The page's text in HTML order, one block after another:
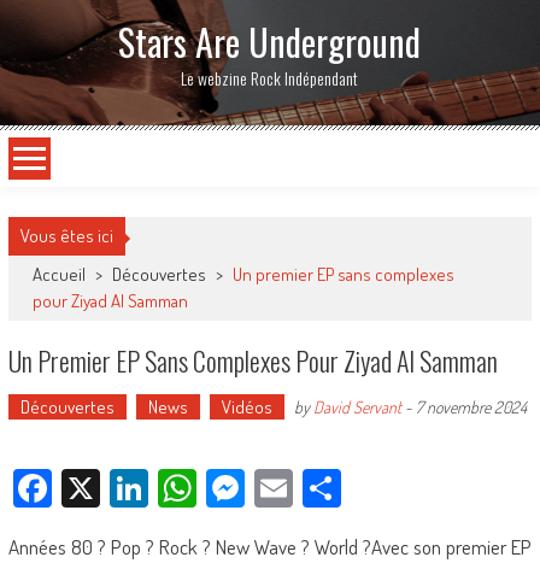
Stars Are Underground
Le webzine Rock Indépendant
Vous êtes ici
Accueil > Découvertes > Un premier EP sans complexes
pour Ziyad Al Samman
Un Premier EP Sans Complexes Pour Ziyad Al Samman
Découvertes News Vidéos byDavid Servant- 7 novembre 2024
Facebook
X LinkedIn
WhatsApp
Messenger
EmailPartager
Années 80 ? Pop ? Rock ? New Wave ? World ?Avec son premier EP